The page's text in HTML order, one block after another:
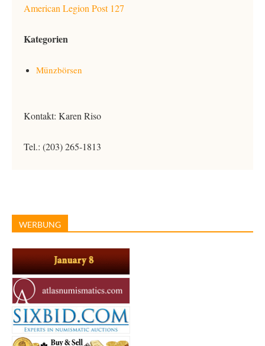
American Legion Post 127
Kategorien
Münzbörsen
Kontakt: Karen Riso
Tel.: (203) 265-1813
WERBUNG